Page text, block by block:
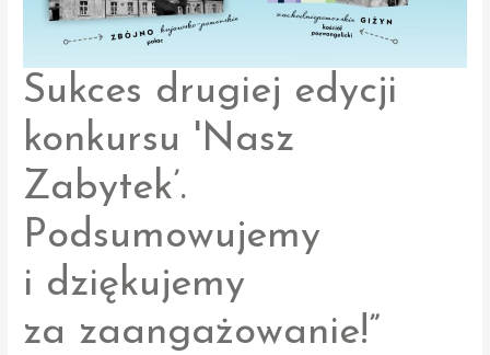
Sukces drugiej edycji
konkursu 'Nasz
Zabytek’.
Podsumowujemy
i dziękujemy
za zaangażowanie!”